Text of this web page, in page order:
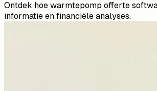
Ontdek hoe warmtepomp offerte
informatie en financiële analyses.